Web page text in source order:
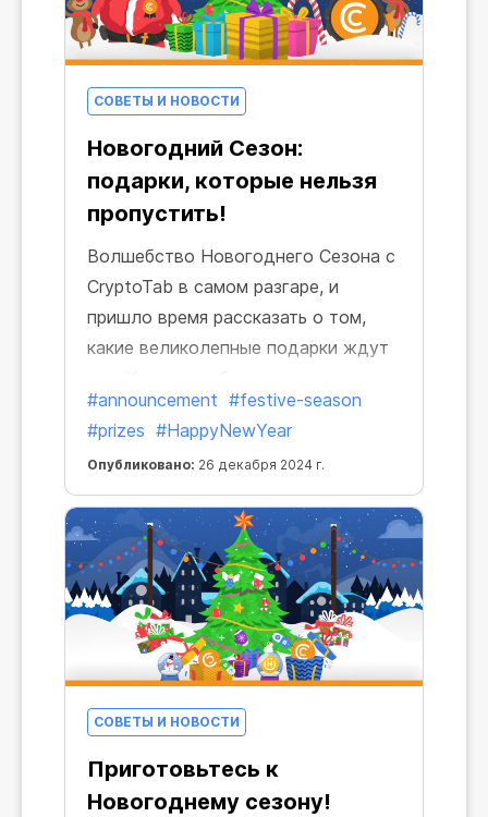
СОВЕТЫ И НОВОСТИ
Новогодний Сезон:
подарки, которые нельзя
пропустить!
Волшебство Новогоднего Сезона с
CryptoTab в самом разгаре, и
пришло время рассказать о том,
какие великолепные подарки ждут
приближает вас к незабываемым
наградам. И они стоят затраченных
усилий.
#announcement #festive-season
#prizes #HappyNewYear
Опубликовано: 26 декабря 2024 г.
СОВЕТЫ И НОВОСТИ
Приготовьтесь к
Новогоднему сезону!